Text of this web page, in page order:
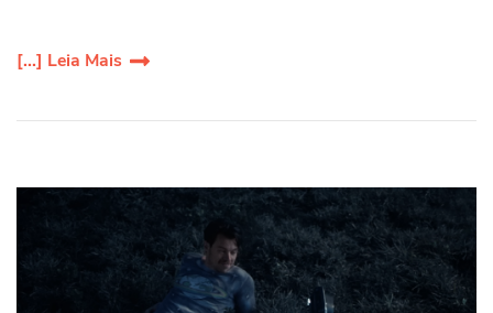
[...] Leia Mais